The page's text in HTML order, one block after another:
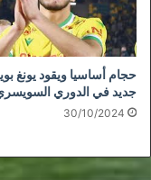
حجام أساسيا ويقود يونغ
جديد في الدوري
30/10/2024